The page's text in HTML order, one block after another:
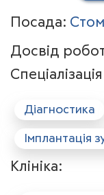
Посада:
Досвід
Діагностика
Імплантація
Клініка: